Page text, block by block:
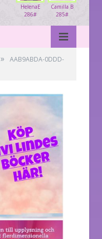
Camilla B
285#
HelenaE
286#
»
AAB9ABDA-0DDD-